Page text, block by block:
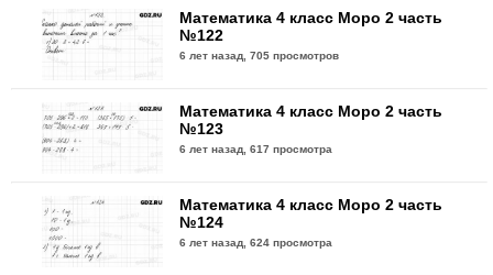
Математика 4 класс Моро 2 часть
№122
6 лет назад,705 просмотров
Математика 4 класс Моро 2 часть
№123
6 лет назад,617 просмотра
Математика 4 класс Моро 2 часть
№124
6 лет назад,624 просмотра